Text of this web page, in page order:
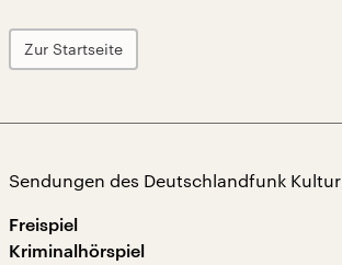
Zur Startseite
Sendungen des Deutschlandfunk Kultur
Freispiel
Kriminalhörspiel